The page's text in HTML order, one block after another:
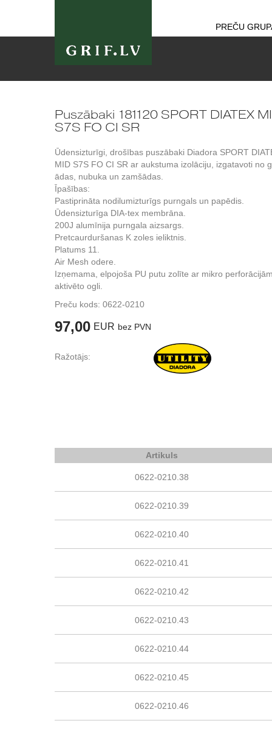
PREČU
Puszābaki 181120 SPORT DIATEX
S7S FO CI SR
Ūdensizturīgi, drošības puszābaki Diadora SPORT
MID S7S FO CI SR ar aukstuma izolāciju, izgatavoti no
ādas, nubuka un zamšādas.
Īpašības:
Pastiprināta nodilumizturīgs purngals un papēdis.
Ūdensizturīga DIA-tex membrāna.
200J alumīnija purngala aizsargs.
Pretcaurduršanas K zoles ieliktnis.
Platums 11.
Air Mesh odere.
Izņemama, elpojoša PU putu zolīte ar mikro
aktivēto ogli.
Preču kods: 0622-0210
97,00 EUR bez PVN
Ražotājs:
Artikuls
0622-0210.38
0622-0210.39
0622-0210.40
0622-0210.41
0622-0210.42
0622-0210.43
0622-0210.44
0622-0210.45
0622-0210.46